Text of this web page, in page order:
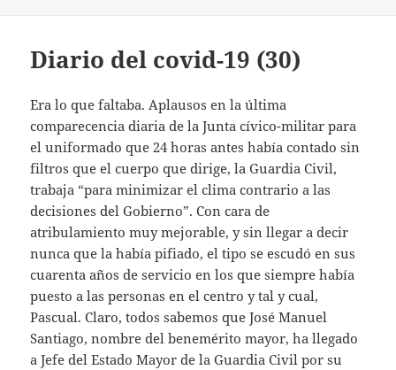
Diario del covid-19 (30)
Era lo que faltaba. Aplausos en la última
comparecencia diaria de la Junta cívico-militar para
el uniformado que 24 horas antes había contado sin
filtros que el cuerpo que dirige, la Guardia Civil,
trabaja “para minimizar el clima contrario a las
decisiones del Gobierno”. Con cara de
atribulamiento muy mejorable, y sin llegar a decir
nunca que la había pifiado, el tipo se escudó en sus
cuarenta años de servicio en los que siempre había
puesto a las personas en el centro y tal y cual,
Pascual. Claro, todos sabemos que José Manuel
Santiago, nombre del benemérito mayor, ha llegado
a Jefe del Estado Mayor de la Guardia Civil por su